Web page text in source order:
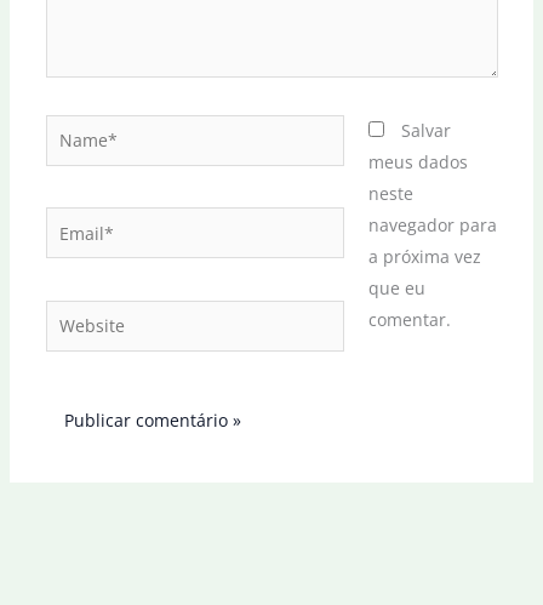
Email*
Website
Salvar
meus dados
neste
navegador para
a próxima vez
que eu
comentar.